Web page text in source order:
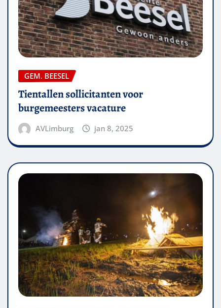
GEM. BEESEL
Tientallen sollicitanten voor
burgemeesters vacature
AVLimburg jan 8, 2025